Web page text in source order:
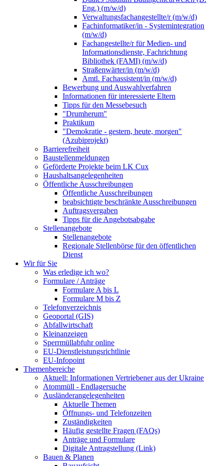
Eng.) (m/w/d)
Verwaltungsfachangestellte/r (m/w/d)
Fachinformatiker/in - Systemintegration
(m/w/d)
Fachangestellte/r für Medien- und
Informationsdienste, Fachrichtung
Bibliothek (FAMI) (m/w/d)
Straßenwärter/in (m/w/d)
Amtl. Fachassistent/in (m/w/d)
Bewerbung und Auswahlverfahren
Informationen für interessierte Eltern
Tipps für den Messebesuch
"Drumherum"
Praktikum
"Demokratie - gestern, heute, morgen"
(Azubiprojekt)
Barrierefreiheit
Baustellenmeldungen
Geförderte Projekte beim LK Cux
Haushaltsangelegenheiten
Öffentliche Ausschreibungen
Öffentliche Ausschreibungen
beabsichtigte beschränkte Ausschreibungen
Auftragsvergaben
Tipps für die Angebotsabgabe
Stellenangebote
Stellenangebote
Regionale Stellenbörse für den öffentlichen
Dienst
Wir für Sie
Was erledige ich wo?
Formulare / Anträge
Formulare A bis L
Formulare M bis Z
Telefonverzeichnis
Geoportal (GIS)
Abfallwirtschaft
Kleinanzeigen
Sperrmüllabfuhr online
EU-Dienstleistungsrichtlinie
EU-Infopoint
Themenbereiche
Aktuell: Informationen Vertriebener aus der Ukraine
Atommüll - Endlagersuche
Ausländerangelegenheiten
Aktuelle Themen
Öffnungs- und Telefonzeiten
Zuständigkeiten
Häufig gestellte Fragen (FAQs)
Anträge und Formulare
Digitale Antragstellung (Link)
Bauen & Planen